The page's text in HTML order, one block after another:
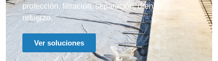
protección, filtración, separación, drenaje o
refuerzo.
Ver soluciones